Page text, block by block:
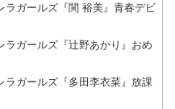
ラガールズ『関 裕美』青春デビ
ラガールズ『辻野あかり』おめ
ラガールズ『多田李衣菜』放課